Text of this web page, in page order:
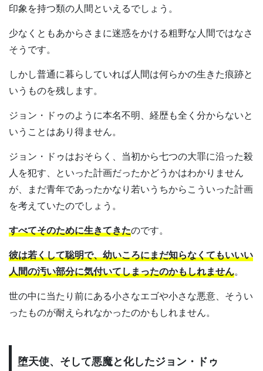
印象を持つ類の人間といえるでしょう。
少なくともあからさまに迷惑をかける粗野な人間ではなさ
そうです。
しかし普通に暮らしていれば人間は何らかの生きた痕跡と
いうものを残します。
ジョン・ドゥのように本名不明、経歴も全く分からないと
いうことはあり得ません。
ジョン・ドゥはおそらく、当初から七つの大罪に沿った殺
人を犯す、といった計画だったかどうかはわかりません
が、まだ青年であったかなり若いうちからこういった計画
を考えていたのでしょう。
すべてそのために生きてきたのです。
彼は若くして聡明で、幼いころにまだ知らなくてもいいい
人間の汚い部分に気付いてしまったのかもしれません。
世の中に当たり前にある小さなエゴや小さな悪意、そうい
ったものが耐えられなかったのかもしれません。
堕天使、そして悪魔と化したジョン・ドゥ